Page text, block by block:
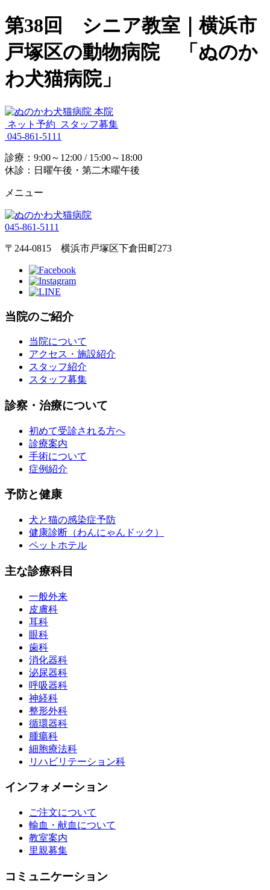
第38回 シニア教室｜横浜市
戸塚区の動物病院 「ぬのか
わ犬猫病院」
ネット予約
スタッフ募集
045-861-5111
診療：9:00～12:00 / 15:00～18:00
休診：日曜午後・第二木曜午後
メニュー
045-861-5111
〒244-0815 横浜市戸塚区下倉田町273
当院のご紹介
当院について
アクセス・施設紹介
スタッフ紹介
スタッフ募集
診察・治療について
初めて受診される方へ
診療案内
手術について
症例紹介
予防と健康
犬と猫の感染症予防
健康診断（わんにゃんドック）
ペットホテル
主な診療科目
一般外来
皮膚科
耳科
眼科
歯科
消化器科
泌尿器科
呼吸器科
神経科
整形外科
循環器科
腫瘍科
細胞療法科
リハビリテーション科
インフォメーション
ご注文について
輸血・献血について
教室案内
里親募集
コミュニケーション